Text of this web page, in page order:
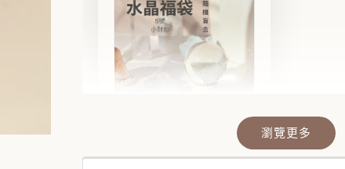
瀏覽更多